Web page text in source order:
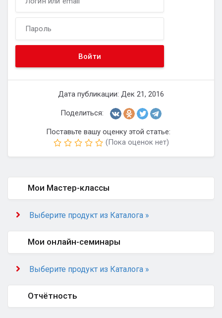
Дата публикации: Дек 21, 2016
Поделиться:
Поставьте вашу оценку этой статье:
(Пока оценок нет)
Мои Мастер-классы
Выберите продукт из Каталога »
Мои онлайн-семинары
Выберите продукт из Каталога »
Отчётность